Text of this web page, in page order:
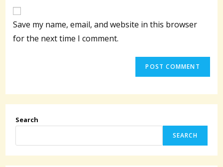
URL
(optional)
Save my name, email, and website in this browser
for the next time I comment.
Search
SEARCH